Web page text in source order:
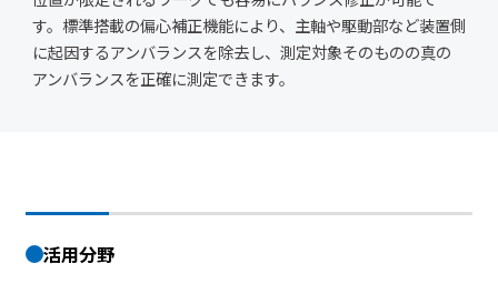
す。標準搭載の偏心補正機能により、主軸や駆動部など装置側
に起因するアンバランスを除去し、測定対象そのものの真の
アンバランスを正確に測定できます。
活用分野